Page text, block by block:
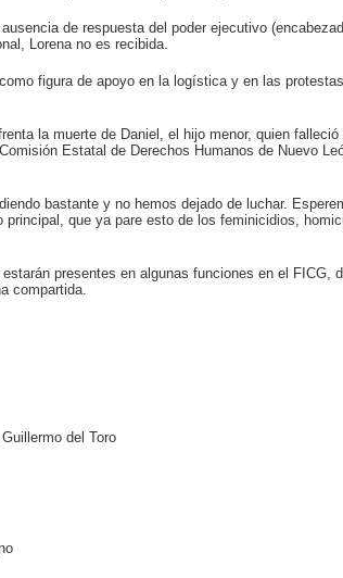
de respuesta del poder ejecutivo
Lorena no es recibida.
figura de apoyo en la logística y en las
la muerte de Daniel, el hijo menor, quien
Estatal de Derechos Humanos de Nuevo
bastante y no hemos dejado de luchar.
principal, que ya pare esto de los feminicidios,
estarán presentes en algunas funciones en el FICG,
compartida.
del Toro